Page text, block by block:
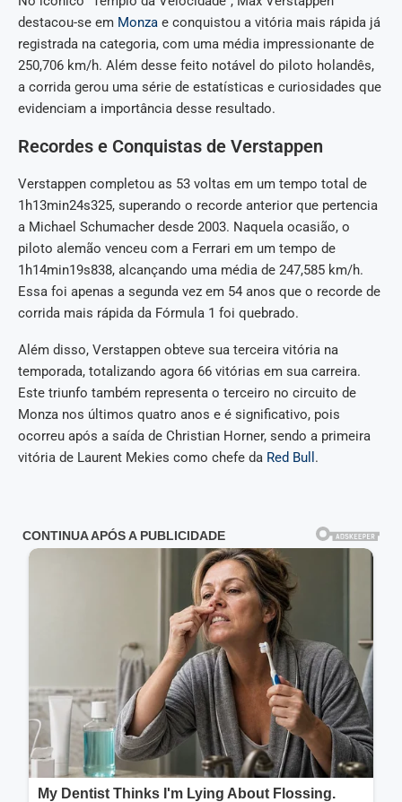
destacou-se em Monza e conquistou a vitória mais rápida já
registrada na categoria, com uma média impressionante de
250,706 km/h. Além desse feito notável do piloto holandês,
a corrida gerou uma série de estatísticas e curiosidades que
evidenciam a importância desse resultado.
Recordes e Conquistas de Verstappen
Verstappen completou as 53 voltas em um tempo total de
1h13min24s325, superando o recorde anterior que pertencia
a Michael Schumacher desde 2003. Naquela ocasião, o
piloto alemão venceu com a Ferrari em um tempo de
1h14min19s838, alcançando uma média de 247,585 km/h.
Essa foi apenas a segunda vez em 54 anos que o recorde de
corrida mais rápida da Fórmula 1 foi quebrado.
Além disso, Verstappen obteve sua terceira vitória na
temporada, totalizando agora 66 vitórias em sua carreira.
Este triunfo também representa o terceiro no circuito de
Monza nos últimos quatro anos e é significativo, pois
ocorreu após a saída de Christian Horner, sendo a primeira
vitória de Laurent Mekies como chefe da Red Bull .